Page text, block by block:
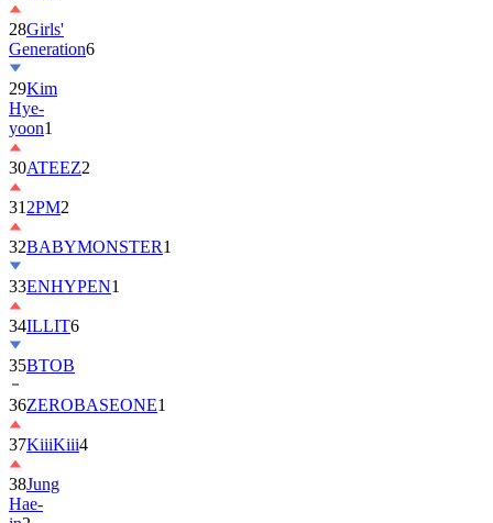
28Girls'
Generation6
29Kim
Hye-
yoon1
30ATEEZ2
31 2PM2
32BABYMONSTER1
33ENHYPEN1
34ILLIT6
35BTOB
36ZEROBASEONE1
37KiiiKiii4
38Jung
Hae-